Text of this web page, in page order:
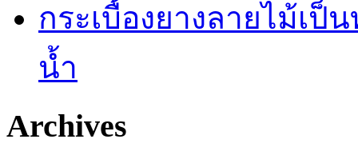
กระเบื้องยางลายไม้เ
น้ำ
Archives